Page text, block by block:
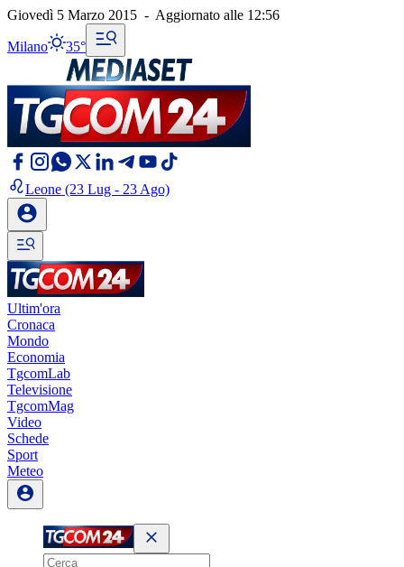
Giovedì 5 Marzo 2015 - Aggiornato alle 12:56
Milano 35°
Leone (23 Lug - 23 Ago)
Ultim'ora
Cronaca
Mondo
Economia
TgcomLab
Televisione
TgcomMag
Video
Schede
Sport
Meteo